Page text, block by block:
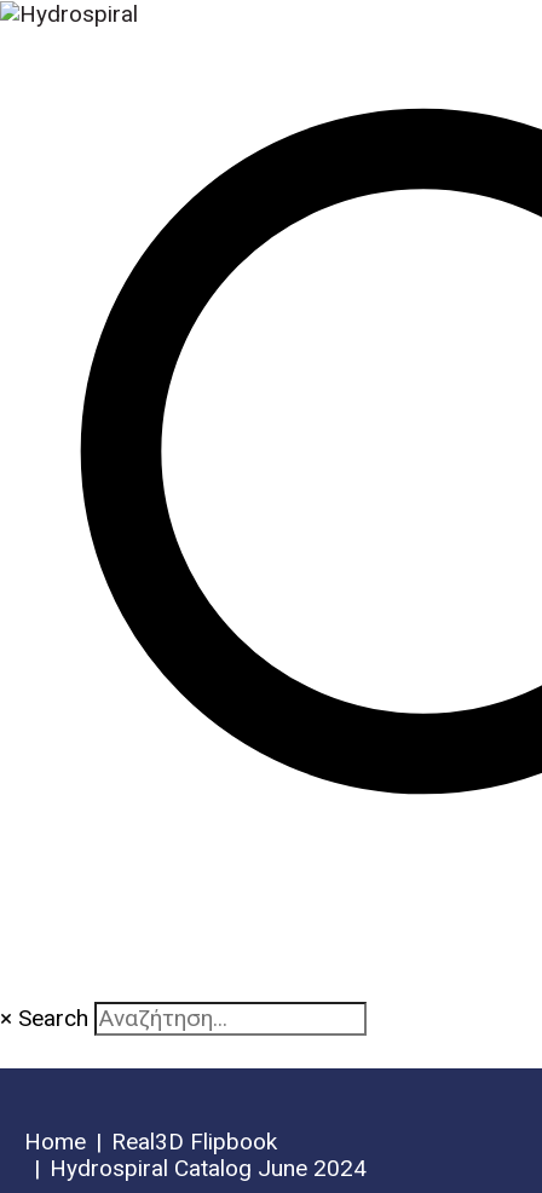
× Search
Home
Real3D Flipbook
Hydrospiral Catalog June 2024